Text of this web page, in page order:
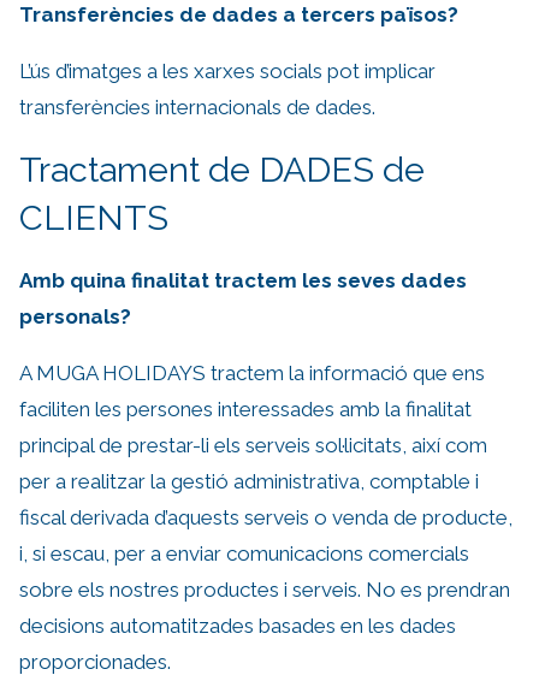
Transferències de dades a tercers països?
L’ús d’imatges a les xarxes socials pot implicar
transferències internacionals de dades.
Tractament de DADES de
CLIENTS
Amb quina finalitat tractem les seves dades
personals?
A MUGA HOLIDAYS tractem la informació que ens
faciliten les persones interessades amb la finalitat
principal de prestar-li els serveis sol·licitats, així com
per a realitzar la gestió administrativa, comptable i
fiscal derivada d’aquests serveis o venda de producte,
i, si escau, per a enviar comunicacions comercials
sobre els nostres productes i serveis. No es prendran
decisions automatitzades basades en les dades
proporcionades.